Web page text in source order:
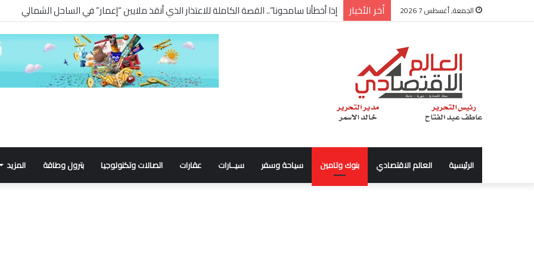
الجمعة, أغسطس 7 2026 أخر الأخبار شركة “Scope Developments” تعلن تولي أحمد كمال عيسى منصب الرئيس التنفيذي للقطاع التجاري
الرئيسية العالم الاقتصادي بنوك وتامين سياحة وسفر سيــارات عقارات اتصالات وتكنولوجيا بترول وطاقة المزيد